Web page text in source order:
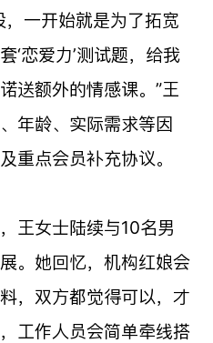
，一开始就是为了拓宽
‘恋爱力’测试题，给我
送额外的情感课。”王
年龄、实际需求等因
重点会员补充协议。
王女士陆续与10名男
。她回忆，机构红娘会
，双方都觉得可以，才
工作人员会简单牵线搭